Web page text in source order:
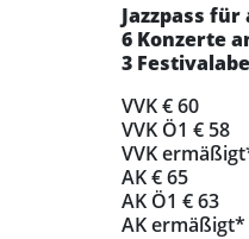
Jazzpass für
6 Konzerte
3
VVK € 60
VVK Ö1 € 58
VVK
AK € 65
AK Ö1 € 63
AK ermäßigt*